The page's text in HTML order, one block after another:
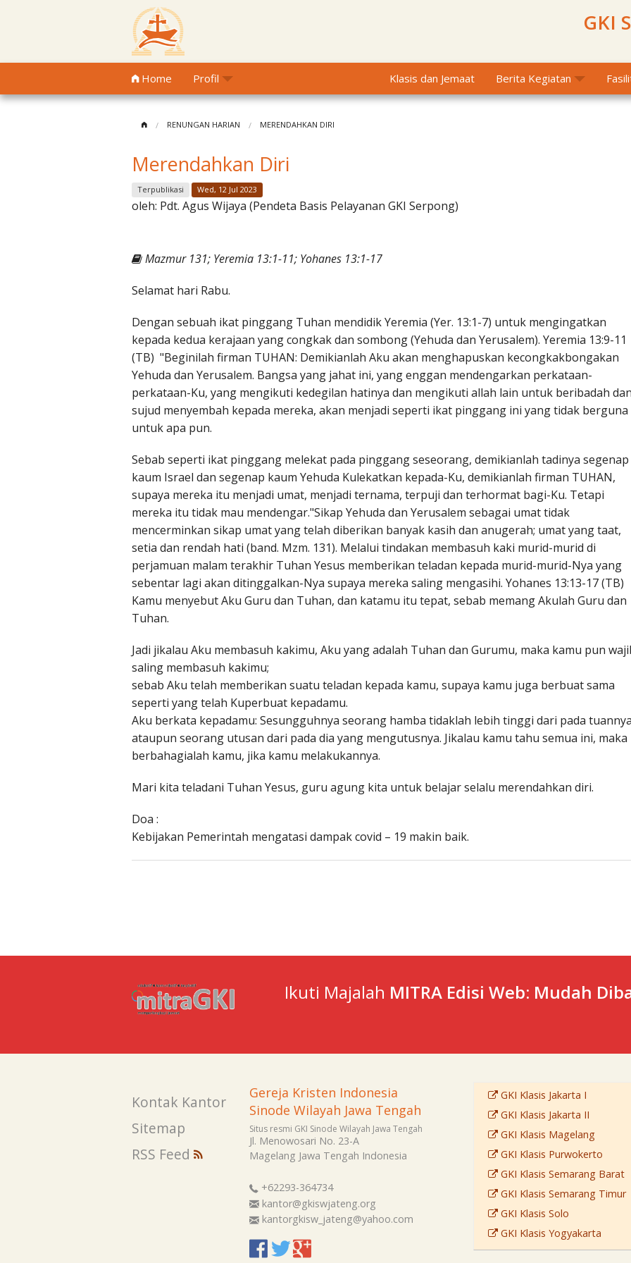
GKI
Home Profil Klasis dan Jemaat Berita Kegiatan
RENUNGAN HARIAN MERENDAHKAN DIRI
Merendahkan Diri
Terpublikasi Wed, 12 Jul 2023
oleh: Pdt. Agus Wijaya (Pendeta Basis Pelayanan GKI Serpong)
Mazmur 131; Yeremia 13:1-11; Yohanes 13:1-17
Selamat hari Rabu.
Dengan sebuah ikat pinggang Tuhan mendidik Yeremia (Yer. 13:1-7) untuk mengingatkan
kepada kedua kerajaan yang congkak dan sombong (Yehuda dan Yerusalem). Yeremia 13:9-11
(TB) "Beginilah firman TUHAN: Demikianlah Aku akan menghapuskan kecongkakbongakan
Yehuda dan Yerusalem. Bangsa yang jahat ini, yang enggan mendengarkan perkataan-
perkataan-Ku, yang mengikuti kedegilan hatinya dan mengikuti allah lain untuk beribadah
sujud menyembah kepada mereka, akan menjadi seperti ikat pinggang ini yang tidak berguna
untuk apa pun.
Sebab seperti ikat pinggang melekat pada pinggang seseorang, demikianlah tadinya segenap
kaum Israel dan segenap kaum Yehuda Kulekatkan kepada-Ku, demikianlah firman TUHAN,
supaya mereka itu menjadi umat, menjadi ternama, terpuji dan terhormat bagi-Ku. Tetapi
mereka itu tidak mau mendengar."Sikap Yehuda dan Yerusalem sebagai umat tidak
mencerminkan sikap umat yang telah diberikan banyak kasih dan anugerah; umat yang taat,
setia dan rendah hati (band. Mzm. 131). Melalui tindakan membasuh kaki murid-murid di
perjamuan malam terakhir Tuhan Yesus memberikan teladan kepada murid-murid-Nya yang
sebentar lagi akan ditinggalkan-Nya supaya mereka saling mengasihi. Yohanes 13:13-17 (TB)
Kamu menyebut Aku Guru dan Tuhan, dan katamu itu tepat, sebab memang Akulah Guru dan
Tuhan.
Jadi jikalau Aku membasuh kakimu, Aku yang adalah Tuhan dan Gurumu, maka kamu pun
saling membasuh kakimu;
sebab Aku telah memberikan suatu teladan kepada kamu, supaya kamu juga berbuat sama
seperti yang telah Kuperbuat kepadamu.
Aku berkata kepadamu: Sesungguhnya seorang hamba tidaklah lebih tinggi dari pada
ataupun seorang utusan dari pada dia yang mengutusnya. Jikalau kamu tahu semua ini, maka
berbahagialah kamu, jika kamu melakukannya.
Mari kita teladani Tuhan Yesus, guru agung kita untuk belajar selalu merendahkan diri.
Doa :
Kebijakan Pemerintah mengatasi dampak covid – 19 makin baik.
Ikuti Majalah MITRA Edisi Web: Mudah
Kontak Kantor
Sitemap
RSS Feed
Gereja Kristen Indonesia
Sinode Wilayah Jawa Tengah
Situs resmi GKI Sinode Wilayah Jawa Tengah
Jl. Menowosari No. 23-A
Magelang Jawa Tengah Indonesia
+62293-364734
kantor@gkiswjateng.org
kantorgkisw_jateng@yahoo.com
GKI Klasis Jakarta I
GKI Klasis Jakarta II
GKI Klasis Magelang
GKI Klasis Purwokerto
GKI Klasis Semarang Barat
GKI Klasis Semarang Timur
GKI Klasis Solo
GKI Klasis Yogyakarta